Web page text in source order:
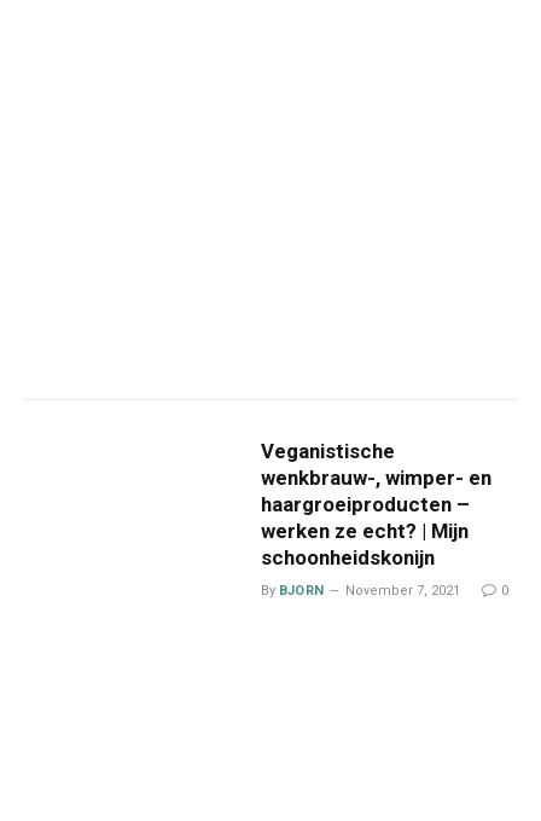
Veganistische
wenkbrauw-, wimper- en
haargroeiproducten –
werken ze echt? | Mijn
schoonheidskonijn
By BJORN November 7, 2021 0